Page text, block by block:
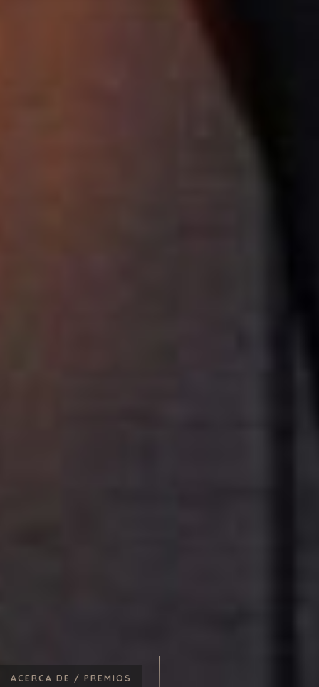
ACERCA DE / PREMIOS